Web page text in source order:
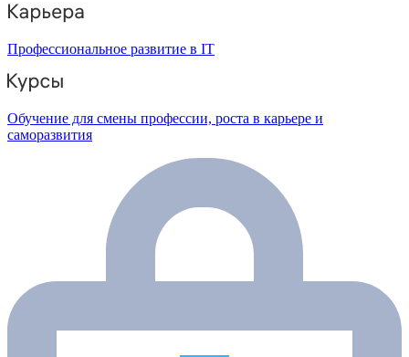
Профессиональное развитие в IT
Обучение для смены профессии, роста в карьере и
саморазвития